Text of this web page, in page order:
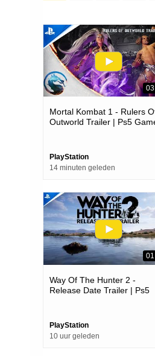
Mortal Kombat 1 - Rulers
Outworld Trailer | Ps5
PlayStation
14 minuten geleden
Way Of The Hunter 2 -
Release Date Trailer | Ps5
PlayStation
10 uur geleden